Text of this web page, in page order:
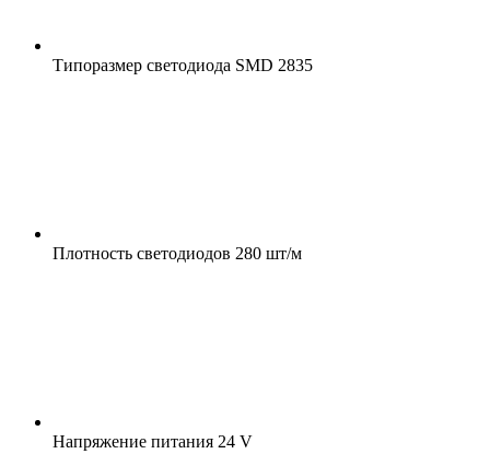
Типоразмер светодиода SMD 2835
Плотность светодиодов 280 шт/м
Напряжение питания 24 V